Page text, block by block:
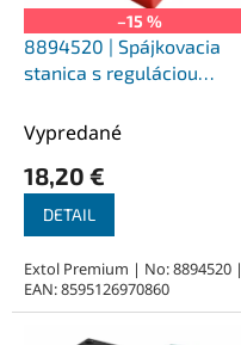
–15 %
8894520 | Spájkovacia
stanica s reguláciou
40W, 200-400 °C, 0,7 kg
Vypredané
18,20 €
DETAIL
Extol Premium | No: 8894520 |
EAN: 8595126970860